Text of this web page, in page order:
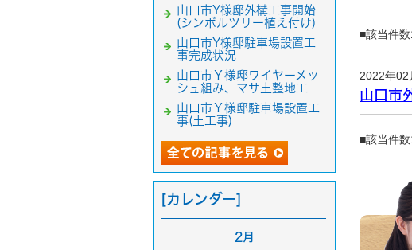
■該当件
2022年02
山口市
■該当件
山口市Y様邸外構工事開始
(シンボルツリー植え付け)
山口市Y様邸駐車場設置工
事完成状況
山口市Ｙ様邸ワイヤーメッ
シュ組み、マサ土整地工
山口市Ｙ様邸駐車場設置工
事(土工事)
[カレンダー]
2月